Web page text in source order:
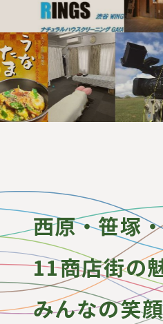
西原・笹塚
11商店街の
みんなの笑